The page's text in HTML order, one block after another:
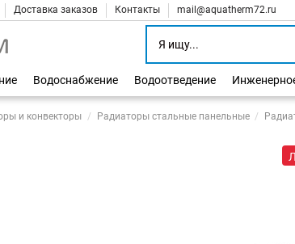
Доставка заказов Контакты mail@aquatherm72.ru
Водоснабжение Водоотведение
и конвекторы Радиаторы стальные панельные